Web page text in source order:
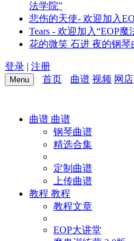
法学院”
悲伤的天使- 欢迎加入
Tears - 欢迎加入“EOP魔
花的微笑 石进 夜的钢琴
登录 | 注册
Menu 首页 曲谱 视频 网店
曲谱 曲谱
钢琴曲谱
精选合集
定制曲谱
上传曲谱
教程 教程
教程文章
EOP大讲堂